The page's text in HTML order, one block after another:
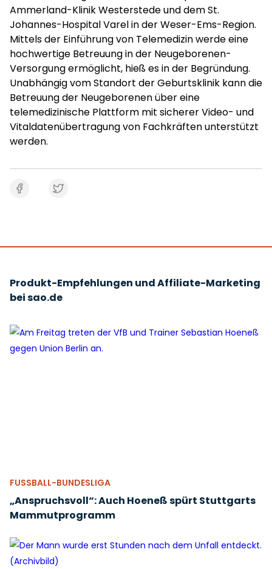
Ammerland-Klinik Westerstede und dem St.
Johannes-Hospital Varel in der Weser-Ems-Region.
Mittels der Einführung von Telemedizin werde eine
hochwertige Betreuung in der Neugeborenen-
Versorgung ermöglicht, hieß es in der Begründung.
Unabhängig vom Standort der Geburtsklinik kann die
Betreuung der Neugeborenen über eine
telemedizinische Plattform mit sicherer Video- und
Vitaldatenübertragung von Fachkräften unterstützt
werden.
Produkt-Empfehlungen und Affiliate-Marketing
bei sao.de
FUSSBALL-BUNDESLIGA
„Anspruchsvoll“: Auch Hoeneß spürt Stuttgarts
Mammutprogramm